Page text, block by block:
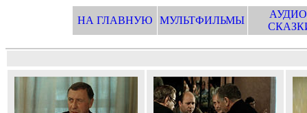
НА ГЛАВНУЮ МУЛЬТФИЛЬМЫ